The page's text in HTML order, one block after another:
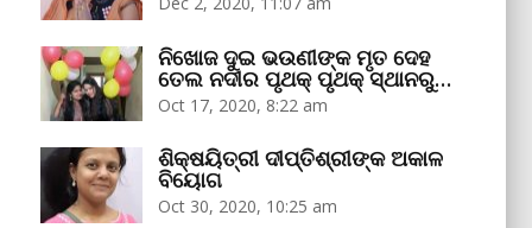
ନିଖୋଜ ଦୁଇ ଭଉଣୀଙ୍କ ମୃତ ଦେହ
ତେଲ ନଦୀର ପୃଥକ୍‌ ପୃଥକ୍‌ ସ୍ଥାନରୁ…
Oct 17, 2020, 8:22 am
ଶିକ୍ଷୟିତ୍ରୀ ଦୀପ୍ତିଶ୍ରୀଙ୍କ ଅକାଳ
ବିୟୋଗ
Oct 30, 2020, 10:25 am